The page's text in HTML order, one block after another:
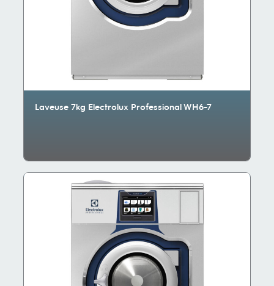
Laveuse 7kg Electrolux Professional WH6-7